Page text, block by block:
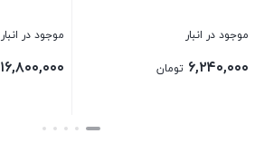
موجود در انبار
۶,۲۴۰,۰۰۰ تومان
موجود در انبار
۱۶,۸۰۰,۰۰۰
بستن